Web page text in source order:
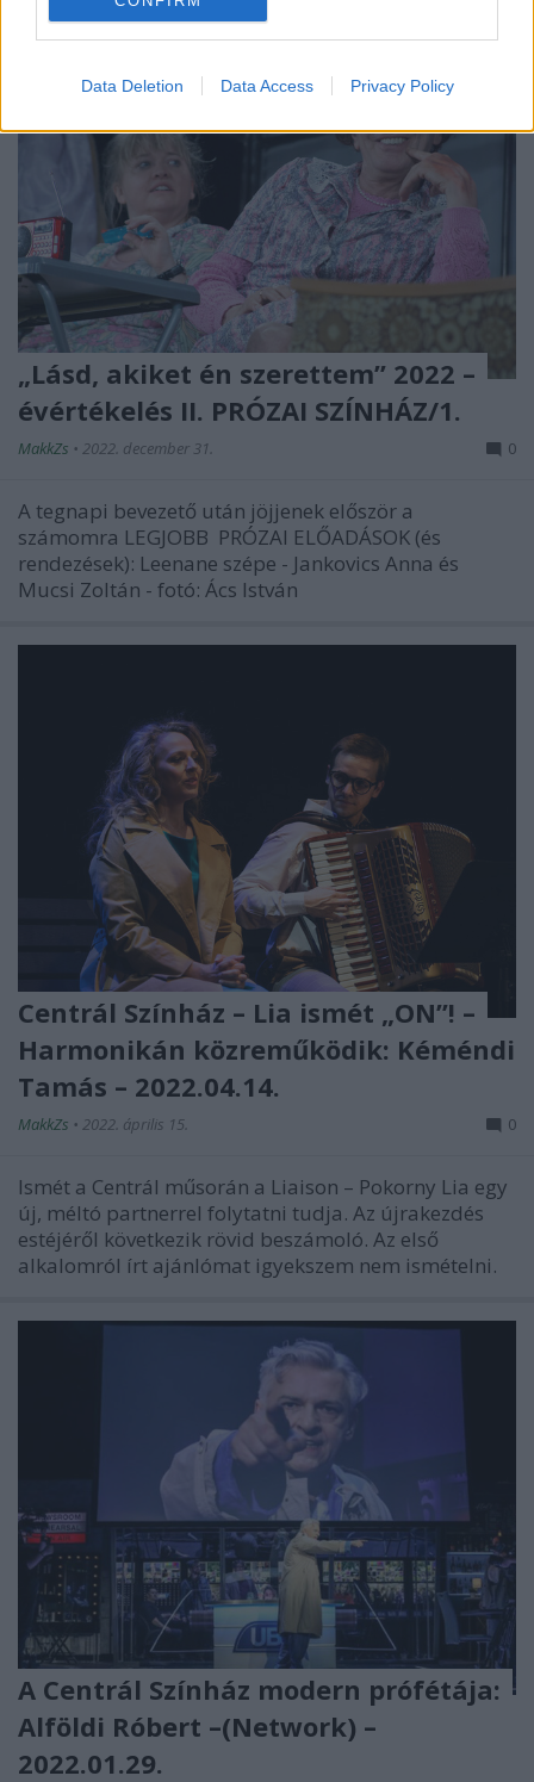
Data Deletion Data Access Privacy Policy
„Lásd, akiket én szerettem” 2022 –
évértékelés II. PRÓZAI SZÍNHÁZ/1.
MakkZs • 2022. december 31. 0
A tegnapi bevezető után jöjjenek először a
számomra LEGJOBB PRÓZAI ELŐADÁSOK (és
rendezések): Leenane szépe - Jankovics Anna és
Mucsi Zoltán - fotó: Ács István
Centrál Színház – Lia ismét „ON”! –
Harmonikán közreműködik: Kéméndi
Tamás – 2022.04.14.
MakkZs • 2022. április 15. 0
Ismét a Centrál műsorán a Liaison – Pokorny Lia egy
új, méltó partnerrel folytatni tudja. Az újrakezdés
estéjéről következik rövid beszámoló. Az első
alkalomról írt ajánlómat igyekszem nem ismételni.
A Centrál Színház modern prófétája:
Alföldi Róbert –(Network) –
2022.01.29.